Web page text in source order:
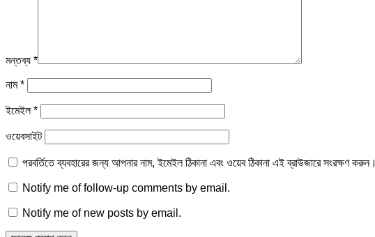
মন্তব্য *
নাম*
ইমেইল*
ওয়েবসাইট
পরবর্তিতে ব্যবহারের জন্য আপনার নাম, ইমেইল ঠিকানা এবং ওয়েব ঠিকানা এই ব্রাউজারে সংরক্ষণ করুন।
Notify me of follow-up comments by email.
Notify me of new posts by email.